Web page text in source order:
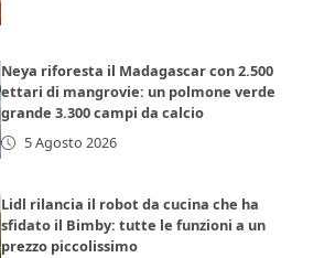
Neya riforesta il Madagascar con 2.500
ettari di mangrovie: un polmone verde
grande 3.300 campi da calcio
5 Agosto 2026
Lidl rilancia il robot da cucina che ha
sfidato il Bimby: tutte le funzioni a un
prezzo piccolissimo